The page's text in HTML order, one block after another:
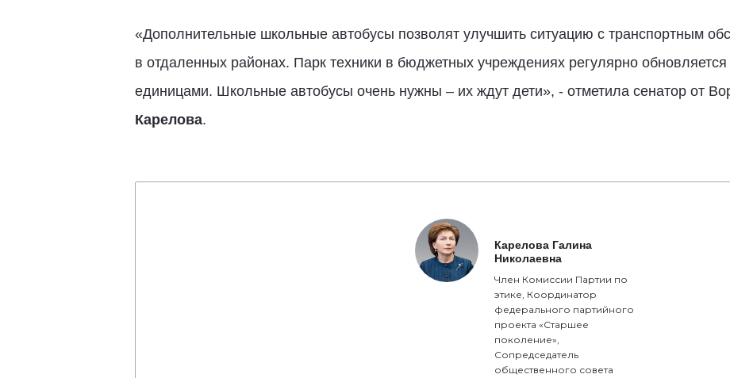
«Дополнительные школьные автобусы позволят улучшить ситуацию с транспортным
в отдаленных районах. Парк техники в бюджетных учреждениях регулярно
единицами. Школьные автобусы очень нужны – их ждут дети», - отметила сенатор от
Карелова.
Карелова Галина
Николаевна
Член Комиссии Партии по
этике, Координатор
федерального партийного
проекта «Старшее
поколение»,
Сопредседатель
общественного совета